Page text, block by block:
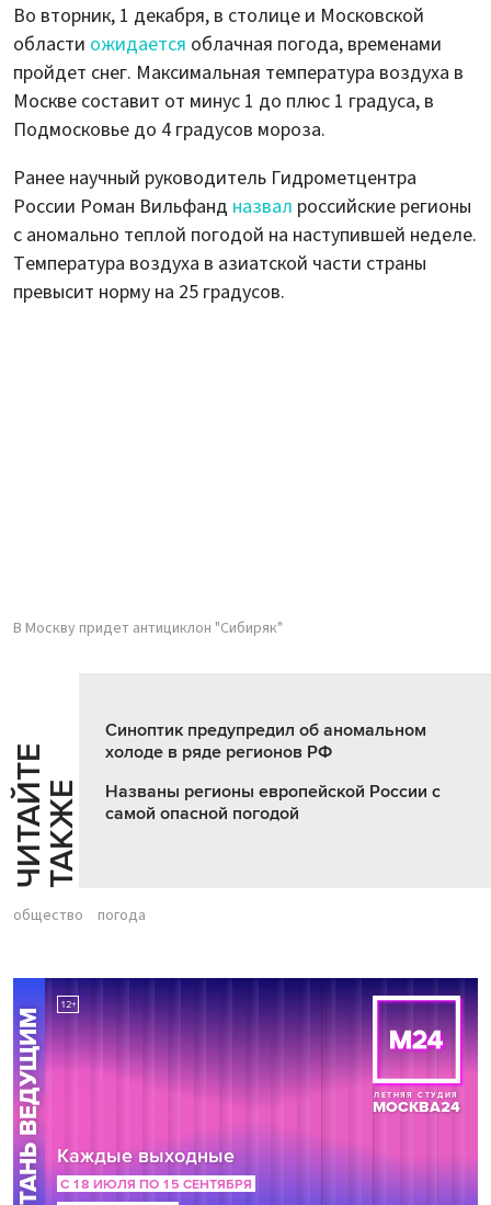
Во вторник, 1 декабря, в столице и Московской
области ожидается облачная погода, временами
пройдет снег. Максимальная температура воздуха в
Москве составит от минус 1 до плюс 1 градуса, в
Подмосковье до 4 градусов мороза.
Ранее научный руководитель Гидрометцентра
России Роман Вильфанд назвал российские регионы
с аномально теплой погодой на наступившей неделе.
Температура воздуха в азиатской части страны
превысит норму на 25 градусов.
В Москву придет антициклон "Сибиряк"
Ч
И
Т
АЙ
Т
Е
Т
А
К
ЖЕ
Синоптик предупредил об аномальном
холоде в ряде регионов РФ
Названы регионы европейской России с
самой опасной погодой
общество погода